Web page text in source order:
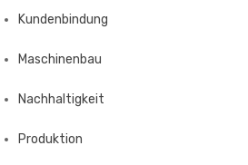
Kundenbindung
Maschinenbau
Nachhaltigkeit
Produktion